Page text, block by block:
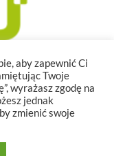
aby zapewnić Ci
Twoje
wyrażasz zgodę na
jednak
zmienić swoje